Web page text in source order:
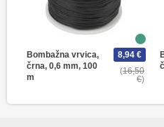
Bombažna vrvica,
črna, 0,6 mm, 100
m
16,50
€
8,94 €